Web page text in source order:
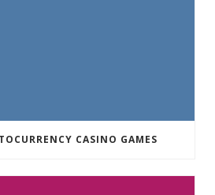
CASINO GAMES